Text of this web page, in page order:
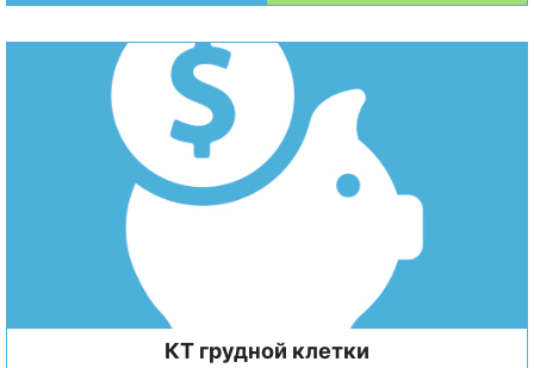
КТ грудной клетки